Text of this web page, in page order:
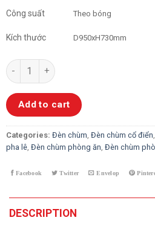
Công suất Theo bóng
Kích thước D950xH730mm
Đèn Chùm Đồng Pha Lê 10 Tay
Add to cart
Categories: Đèn chùm, Đèn chùm cổ điển,
pha lê, Đèn chùm phòng ăn, Đèn chùm
DESCRIPTION